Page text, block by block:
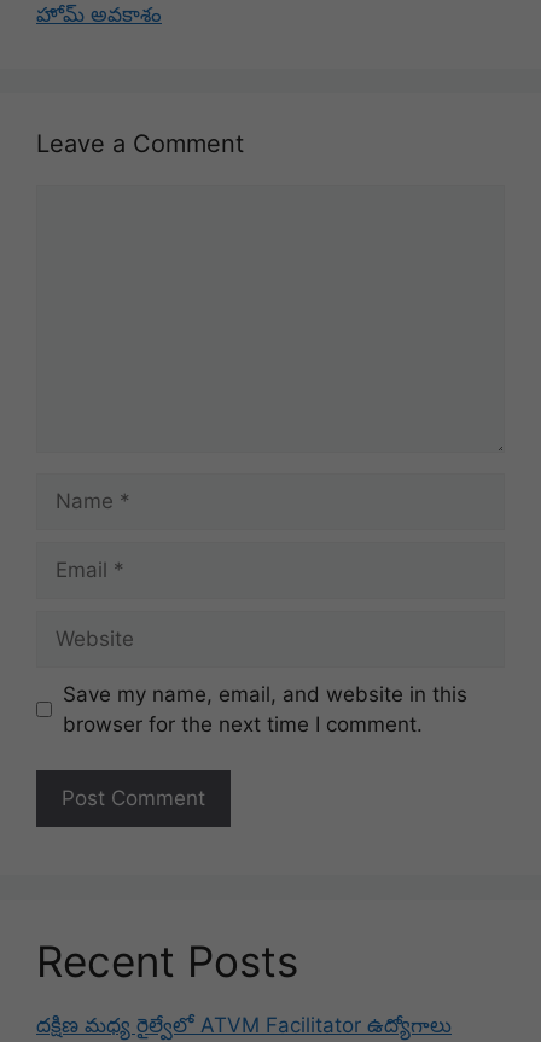
హోమ్ అవకాశం
Leave a Comment
Save my name, email, and website in this
browser for the next time I comment.
Recent Posts
దక్షిణ మధ్య రైల్వేలో ATVM Facilitator ఉద్యోగాలు